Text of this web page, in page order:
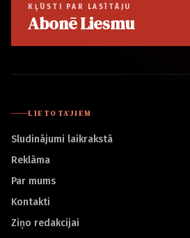
KĻŪSTI PAR LASĪTĀJU
Abonē Liesmu
LIETOTĀJIEM
Sludinājumi laikrakstā
Reklāma
Par mums
Kontakti
Ziņo redakcijai